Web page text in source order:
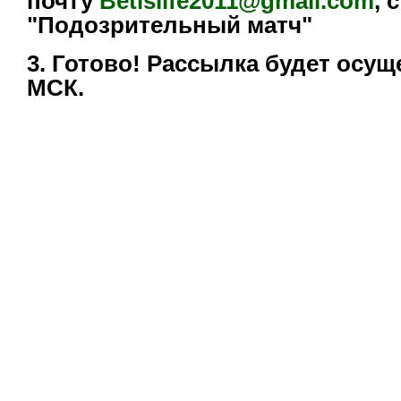
"Подозрительный матч"
3. Готово! Рассылка будет
МСК.